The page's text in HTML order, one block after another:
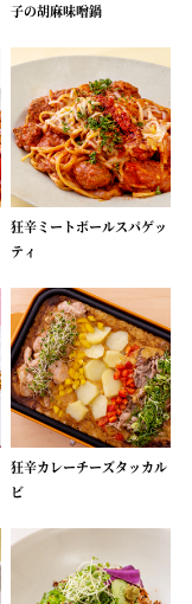
子の胡麻味噌鍋
狂辛ミートボールスパゲッ
ティ
狂辛カレーチーズタッカル
ビ